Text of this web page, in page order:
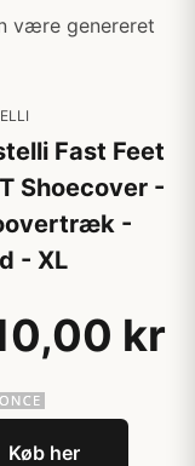
være genereret
Fast Feet
Shoecover -
-
- XL
kr
Køb her